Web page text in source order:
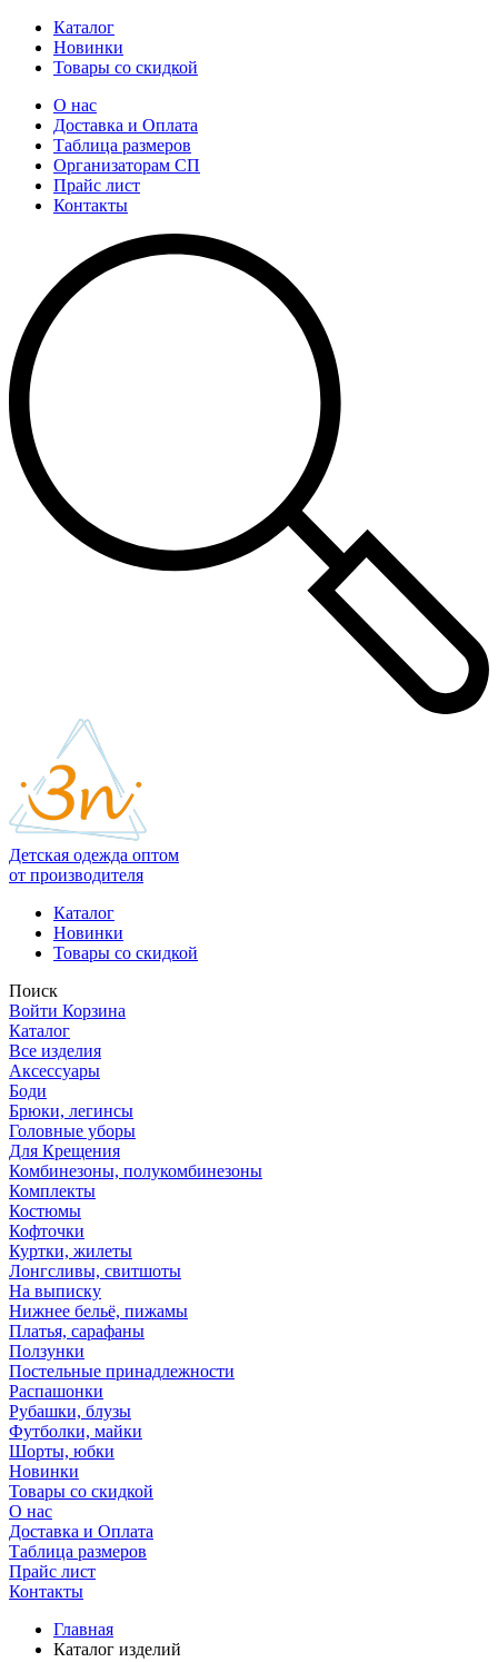
Каталог
Новинки
Товары со скидкой
О нас
Доставка и Оплата
Таблица размеров
Организаторам СП
Прайс лист
Контакты
Детская одежда оптом
от производителя
Каталог
Новинки
Товары со скидкой
Поиск
Войти Корзина
Каталог
Все изделия
Аксесcуары
Боди
Брюки, легинсы
Головные уборы
Для Крещения
Комбинезоны, полукомбинезоны
Комплекты
Костюмы
Кофточки
Куртки, жилеты
Лонгсливы, свитшоты
На выписку
Нижнее бельё, пижамы
Платья, сарафаны
Ползунки
Постельные принадлежности
Распашонки
Рубашки, блузы
Футболки, майки
Шорты, юбки
Новинки
Товары со скидкой
О нас
Доставка и Оплата
Таблица размеров
Прайс лист
Контакты
Главная
Каталог изделий